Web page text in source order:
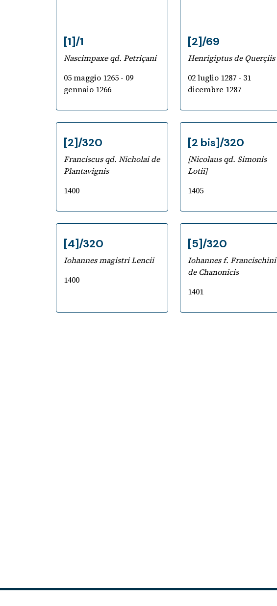
[1]/1
Nascimpaxe qd. Petriçani
05 maggio 1265 - 09
gennaio 1266
[2]/69
Henrigiptus de Querçiis
02 luglio 1287 - 31
dicembre 1287
[2]/320
Franciscus qd. Nicholai de
Plantavignis
1400
[2 bis]/320
[Nicolaus qd. Simonis
Lotii]
1405
[4]/320
Iohannes magistri Lencii
1400
[5]/320
Iohannes f. Francischini
de Chanonicis
1401